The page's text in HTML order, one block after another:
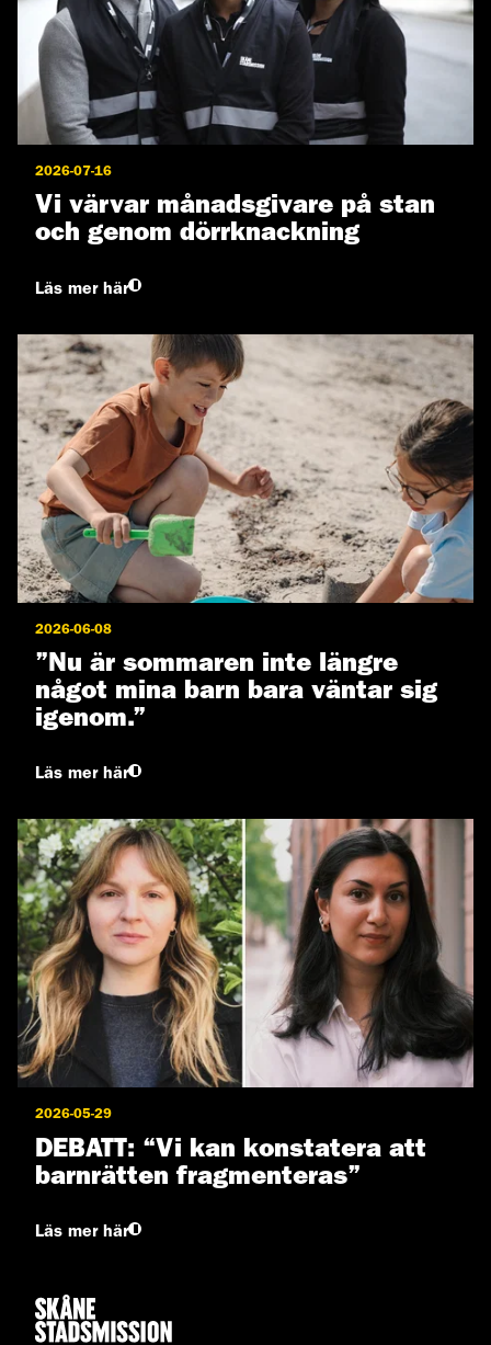
2026-07-16
Vi värvar månadsgivare på stan
och genom dörrknackning
Läs mer här
2026-06-08
”Nu är sommaren inte längre
något mina barn bara väntar sig
igenom.”
Läs mer här
2026-05-29
DEBATT: “Vi kan konstatera att
barnrätten fragmenteras”
Läs mer här